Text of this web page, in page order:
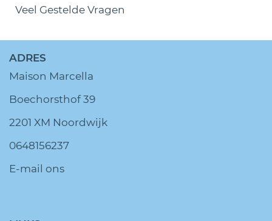
Veel Gestelde Vragen
ADRES
Maison Marcella
Boechorsthof 39
2201 XM Noordwijk
0648156237
E-mail ons